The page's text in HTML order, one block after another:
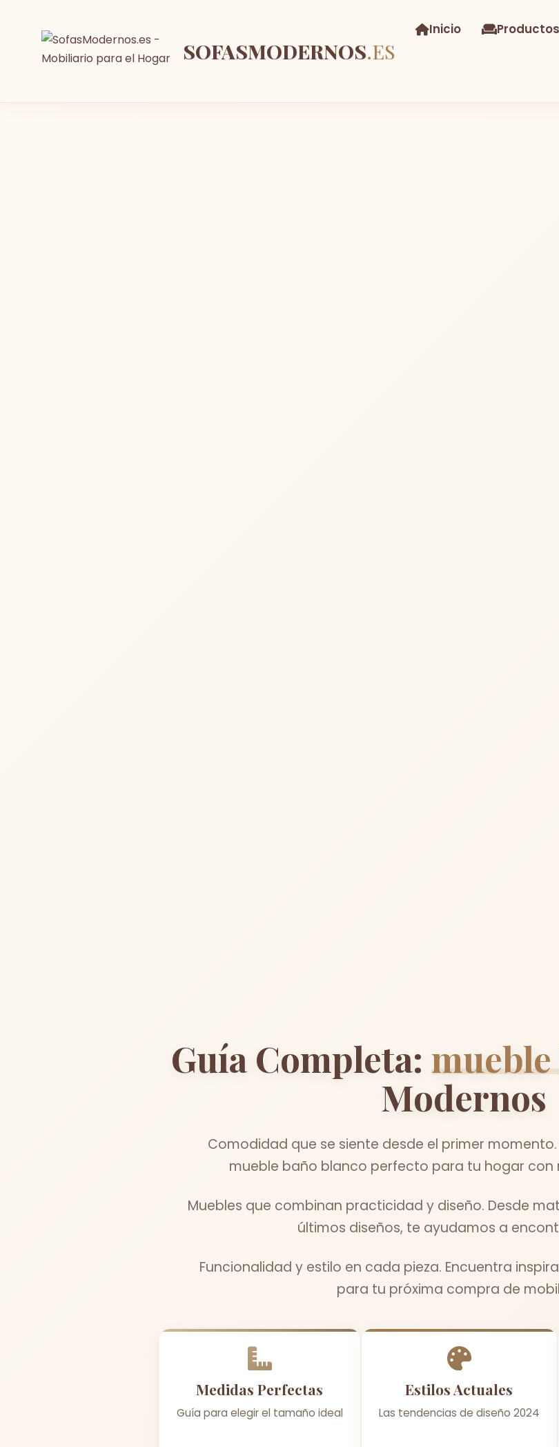
SOFASMODERNOS.ES
Inicio Productos
Guía Completa:
Modernos
Comodidad que se siente desde el primer
mueble baño blanco perfecto para tu hogar con
Muebles que combinan practicidad y diseño. Desde
últimos diseños, te ayudamos a
Funcionalidad y estilo en cada pieza. Encuentra
para tu próxima compra de
Medidas Perfectas
Guía para elegir el tamaño ideal
Estilos Actuales
Las tendencias de diseño 2024